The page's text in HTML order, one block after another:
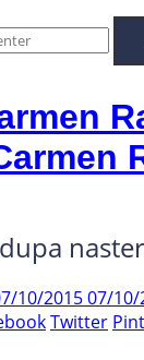
10/201507/10/
Twitter